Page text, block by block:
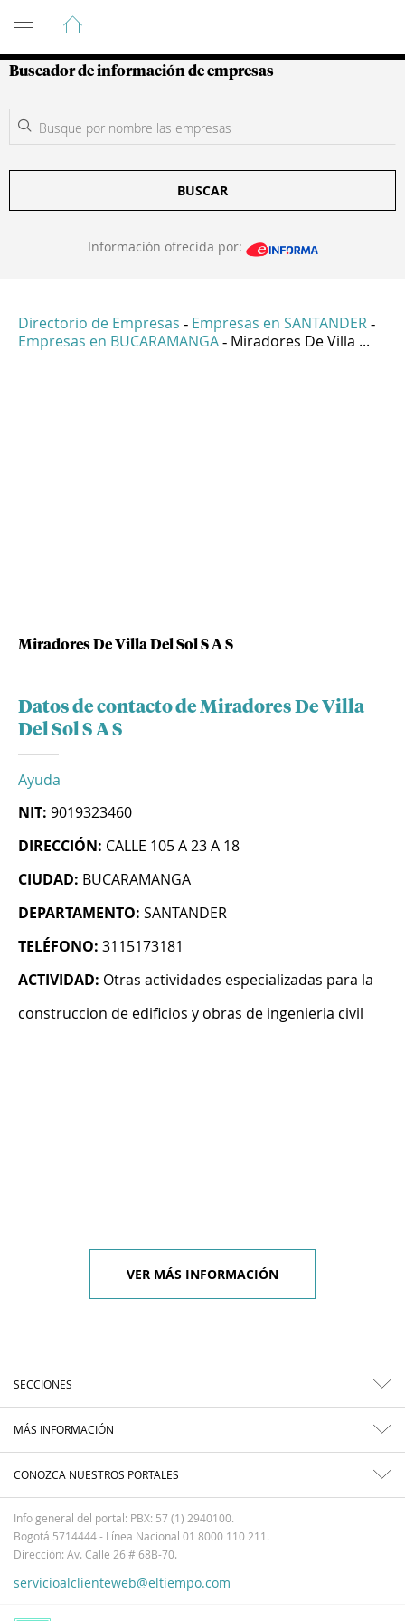
Guía de Empresas Colombianas
Buscador de información de empresas
BUSCAR
Información ofrecida por:
Directorio de Empresas - Empresas en SANTANDER -
Empresas en BUCARAMANGA - Miradores De Villa ...
Miradores De Villa Del Sol S A S
Datos de contacto de Miradores De Villa
Del Sol S A S
Ayuda
NIT: 9019323460
DIRECCIÓN: CALLE 105 A 23 A 18
CIUDAD: BUCARAMANGA
DEPARTAMENTO: SANTANDER
TELÉFONO: 3115173181
ACTIVIDAD: Otras actividades especializadas para la
construccion de edificios y obras de ingenieria civil
VER MÁS INFORMACIÓN
SECCIONES
MÁS INFORMACIÓN
CONOZCA NUESTROS PORTALES
Info general del portal: PBX: 57 (1) 2940100.
Bogotá 5714444 - Línea Nacional 01 8000 110 211.
Dirección: Av. Calle 26 # 68B-70.
servicioalclienteweb@eltiempo.com